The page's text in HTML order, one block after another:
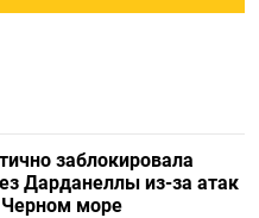
заблокировала
Дарданеллы из-за атак
море